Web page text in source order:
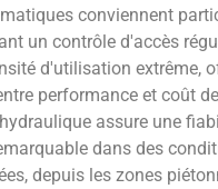
conviennent
un contrôle d'accès
d'utilisation extrême,
performance et coût
assure une
dans des
depuis les zones